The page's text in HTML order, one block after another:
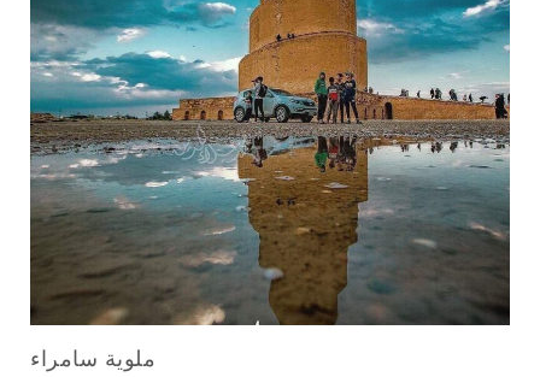
ﻣﻠﻮﻳﺔ ﺳﺎﻣﺮاء